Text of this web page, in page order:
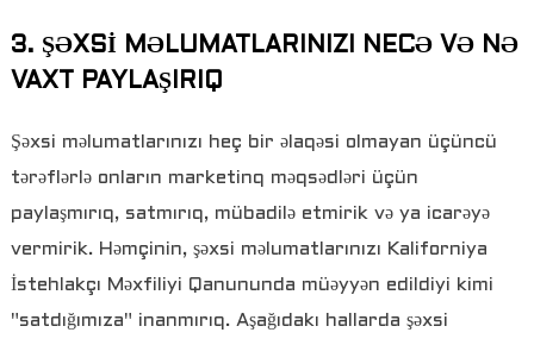
3. ŞƏXSİ MƏLUMATLARINIZI NECƏ VƏ NƏ
VAXT PAYLAŞIRIQ
Şəxsi məlumatlarınızı heç bir əlaqəsi olmayan üçüncü
tərəflərlə onların marketinq məqsədləri üçün
paylaşmırıq, satmırıq, mübadilə etmirik və ya icarəyə
vermirik. Həmçinin, şəxsi məlumatlarınızı Kaliforniya
İstehlakçı Məxfiliyi Qanununda müəyyən edildiyi kimi
"satdığımıza" inanmırıq. Aşağıdakı hallarda şəxsi